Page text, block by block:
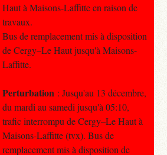
Haut à Maisons-Laffitte en raison de
travaux.
Bus de remplacement mis à disposition
de Cergy–Le Haut jusqu'à Maisons-
Laffitte.
Perturbation : Jusqu'au 13 décembre,
du mardi au samedi jusqu'à 05:10,
trafic interrompu de Cergy–Le Haut à
Maisons-Laffitte (tvx). Bus de
remplacement mis à disposition de